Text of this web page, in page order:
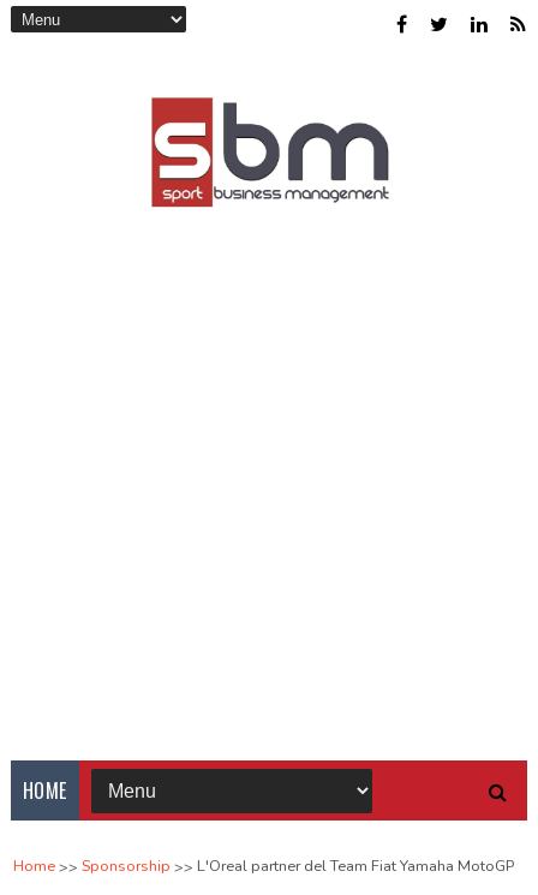
HOME
Home Sponsorship L'Oreal partner del Team Fiat Yamaha MotoGP